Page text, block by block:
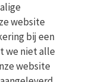
website
bij een
we niet alle
website